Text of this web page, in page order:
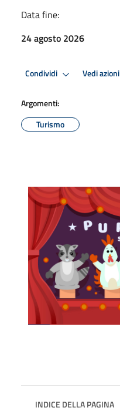
Data fine:
24 agosto 2026
Condividi Vedi azioni
Argomenti:
Turismo
INDICE DELLA PAGINA